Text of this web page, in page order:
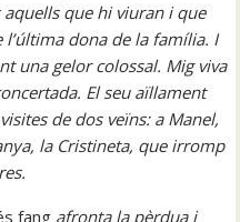
aquells que hi viuran i que
dona de la família. I
una gelor colossal. Mig viva
El seu aïllament
de dos veïns: a Manel,
la Cristineta, que irromp
fang afronta la pèrdua i